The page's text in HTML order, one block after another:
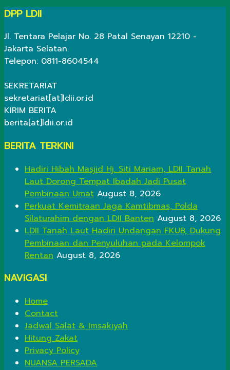
DPP LDII
Jl. Tentara Pelajar No. 28 Patal Senayan 12210 -
Jakarta Selatan.
Telepon: 0811-8604544
SEKRETARIAT
sekretariat[at]ldii.or.id
KIRIM BERITA
berita[at]ldii.or.id
BERITA TERKINI
Hadiri Hibah Masjid Hj. Siti Mariam, LDII Tanah
Laut Dorong Tempat Ibadah Jadi Pusat
Pembinaan Umat August 8, 2026
Perkuat Kemitraan Jaga Kamtibmas, Polda
Silaturahim dengan LDII Banten August 8, 2026
LDII Tanah Laut Hadiri Undangan FKUB, Dukung
Pembinaan dan Penyuluhan pada Kelompok
Rentan August 8, 2026
NAVIGASI
Home
Contact
Jadwal Salat & Imsakiyah
Hitung Zakat
Privacy Policy
NUANSA PERSADA